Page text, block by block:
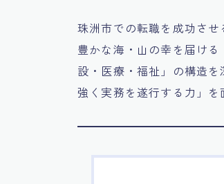
珠洲市での転職を成功させ
豊かな海・山の幸を届け
設・医療・福祉」の構造
強く実務を遂行する力」を